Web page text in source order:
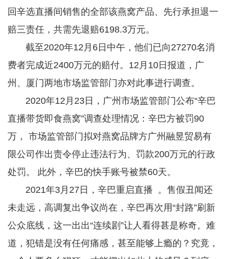
回辛选直播间销售的全部该燕窝产品、先行承担退一
赔三责任，共需先退赔6198.3万元。
截至2020年12月6日中午，他们已向27270名消
费者完成近2400万元的赔付。12月10日报道，广
州、厦门两地市场监管部门亦对此事进行调查。
2020年12月23日，广州市场监管部门公布“辛巴
直播带货即食燕窝”调查处理情况：辛巴方被罚90
万， 市场监管部门拟对燕窝品牌方广州融昱贸易有
限公司作出责令停止违法行为、罚款200万元的行政
处罚。 此外，辛巴的快手账号被禁60天。
2021年3月27日，辛巴重启直播 。售假丑闻还
未走远，高调复出争议尚在，辛巴再次用“封路”刷新
公众底线，这一出出“连续剧”让人看得甚是称奇。难
道，犯错是没有任何痛感，甚至能够上瘾的？究竟，